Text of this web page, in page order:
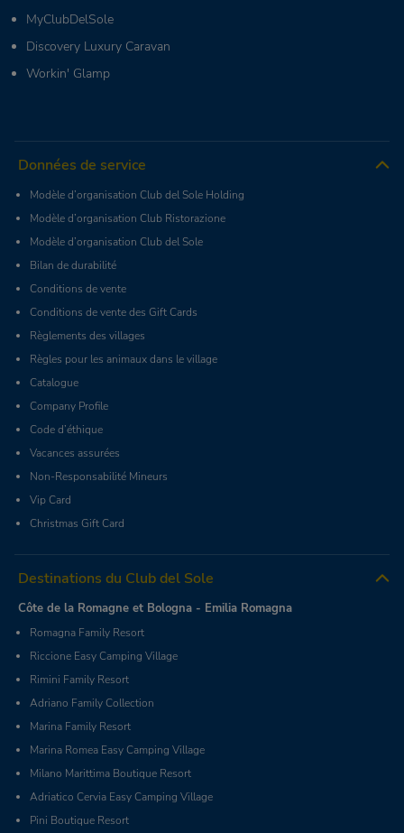
MyClubDelSole
Discovery Luxury Caravan
Workin' Glamp
Données de service
Modèle d’organisation Club del Sole Holding
Modèle d’organisation Club Ristorazione
Modèle d’organisation Club del Sole
Bilan de durabilité
Conditions de vente
Conditions de vente des Gift Cards
Règlements des villages
Règles pour les animaux dans le village
Catalogue
Company Profile
Code d’éthique
Vacances assurées
Non-Responsabilité Mineurs
Vip Card
Christmas Gift Card
Destinations du Club del Sole
Côte de la Romagne et Bologna - Emilia Romagna
Romagna Family Resort
Riccione Easy Camping Village
Rimini Family Resort
Adriano Family Collection
Marina Family Resort
Marina Romea Easy Camping Village
Milano Marittima Boutique Resort
Adriatico Cervia Easy Camping Village
Pini Boutique Resort